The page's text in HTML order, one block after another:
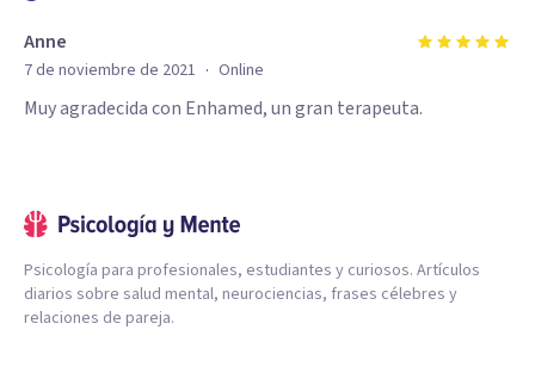
Anne
7 de noviembre de 2021 · Online
Muy agradecida con Enhamed, un gran terapeuta.
Psicología para profesionales, estudiantes y curiosos. Artículos
diarios sobre salud mental, neurociencias, frases célebres y
relaciones de pareja.